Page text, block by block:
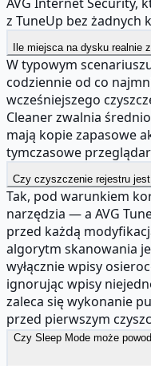
z TuneUp bez żadnych
Ile miejsca na dysku realnie
W typowym
codziennie od co
wcześniejszego
Cleaner zwalnia
mają kopie zapasowe
tymczasowe
Czy czyszczenie rejestru
Tak, pod warunkiem
narzędzia — a AVG
przed każdą
algorytm skanowania
wyłącznie wpisy
ignorując wpisy
zaleca się wykonanie
przed pierwszym
Czy Sleep Mode może